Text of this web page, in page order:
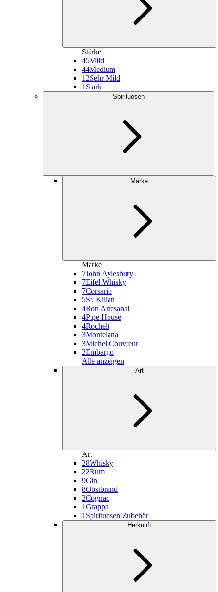
Stärke
45Mild
44Medium
12Sehr Mild
1 Stark
Spirituosen
Marke
Marke
7John Aylesbury
7Eifel Whisky
7Corsario
5St. Kilian
4Ron Artesanal
4Pipe House
4Rochelt
3Montelana
3Michel Couvreur
2Embargo
Alle anzeigen
Art
Art
28Whisky
22Rum
9Gin
8Obstbrand
2Cognac
1Grappa
1 Spirituosen Zubehör
Herkunft